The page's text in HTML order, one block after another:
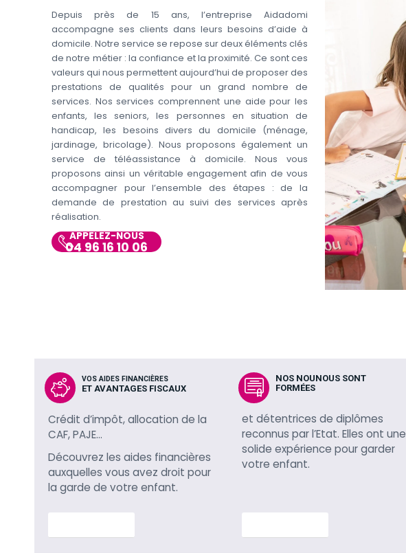
Depuis près de 15 ans, l’entreprise Aidadomi
accompagne ses clients dans leurs besoins d’aide à
domicile. Notre service se repose sur deux éléments clés
de notre métier : la confiance et la proximité. Ce sont ces
valeurs qui nous permettent aujourd’hui de proposer des
prestations de qualités pour un grand nombre de
services. Nos services comprennent une aide pour les
enfants, les seniors, les personnes en situation de
handicap, les besoins divers du domicile (ménage,
jardinage, bricolage). Nous proposons également un
service de téléassistance à domicile. Nous vous
proposons ainsi un véritable engagement afin de vous
accompagner pour l’ensemble des étapes : de la
demande de prestation au suivi des services après
réalisation.
APPELEZ-NOUS
04 96 16 10 06
VOS AIDES FINANCIÈRES
ET AVANTAGES FISCAUX
Crédit d’impôt, allocation de la
CAF, PAJE…
Découvrez les aides financières
auxquelles vous avez droit pour
la garde de votre enfant.
NOS NOUNOUS SONT
FORMÉES
et détentrices de diplômes
reconnus par l’Etat. Elles ont une
solide expérience pour garder
votre enfant.